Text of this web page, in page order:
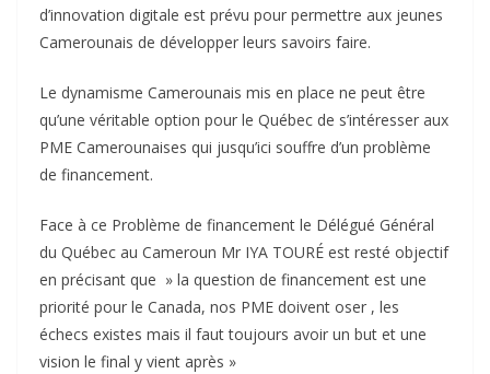
d’innovation digitale est prévu pour permettre aux jeunes
Camerounais de développer leurs savoirs faire.
Le dynamisme Camerounais mis en place ne peut être
qu’une véritable option pour le Québec de s’intéresser aux
PME Camerounaises qui jusqu’ici souffre d’un problème
de financement.
Face à ce Problème de financement le Délégué Général
du Québec au Cameroun Mr IYA TOURÉ est resté objectif
en précisant que » la question de financement est une
priorité pour le Canada, nos PME doivent oser , les
échecs existes mais il faut toujours avoir un but et une
vision le final y vient après »